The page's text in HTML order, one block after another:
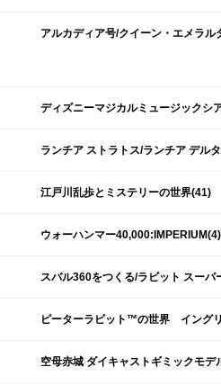
ディズニーマジカルミュージックシ
ランチア ストラトス/ランチア デル
江戸川乱歩とミステリーの世界(41)
ウォーハンマー40,000:IMPERIUM(4)
スバル360をつくる/ラビット スー
ピーターラビット™の世界 イング
空母赤城 ダイキャストギミックモデ